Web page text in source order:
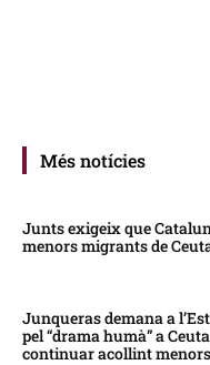
Més notícies
Junts exigeix que
menors migrants de
Junqueras demana a
pel “drama humà” a
continuar acollint menors